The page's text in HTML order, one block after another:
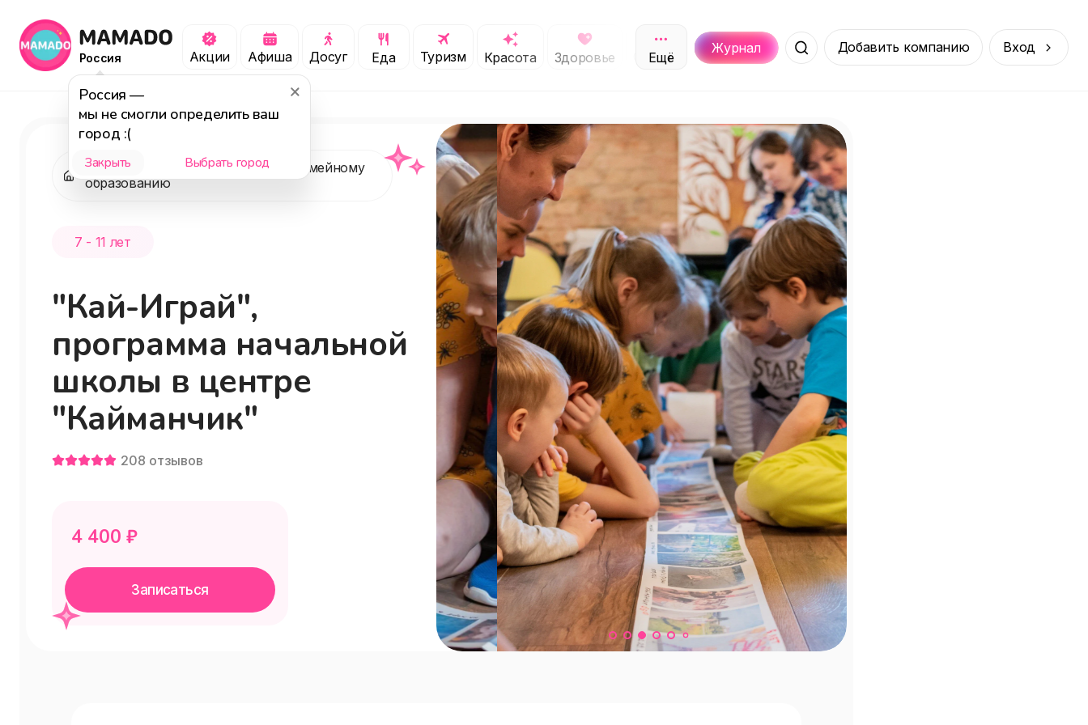
Россия
Россия —
мы не смогли определить ваш
город :(
Закрыть Выбрать город
Акции Афиша Досуг Еда Туризм Красота Здоровье Обучение Спорт Услуги Покупки Онлайн
Ещё
Журнал Места Добавить компанию Вход
"Кайманчик", центр содействия семейному
образованию
7 - 11 лет
"Кай-Играй",
программа начальной
школы в центре
"Кайманчик"
208 отзывов
4 400 ₽
Записаться